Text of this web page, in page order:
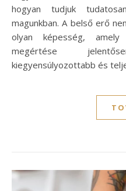
hogyan tudjuk
magunkban. A belső erő
olyan képesség,
megértése
kiegyensúlyozottabb és